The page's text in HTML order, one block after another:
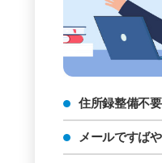
住所録整備不要
メールですば